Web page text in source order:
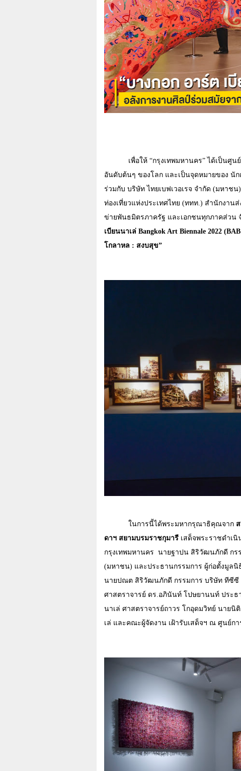
เพื่อให้ “กรุงเทพมหานคร” ได้เป็นศู
อันดับต้นๆ ของโลก และเป็นจุดหมายของ นั
ร่วมกับ บริษัท ไทยเบฟเวอเรจ จำกัด (มหาช
ท่องเที่ยวแห่งประเทศไทย (ททท.) สำนักงานส่
ข่ายพันธมิตรภาครัฐ และเอกชนทุกภาคส่วน
เบียนนาเล่ Bangkok Art Biennale 2022 (BAB
โกลาหล : สงบสุข”
ในการนี้ได้พระมหากรุณาธิคุณจาก
ดาฯ สยามบรมราชกุมารี เสด็จพระราชดำเนิ
กรุงเทพมหานคร นายฐาปน สิริวัฒนภักดี กรร
(มหาชน) และประธานกรรมการ ผู้ก่อตั้งมูลนิ
นายปณต สิริวัฒนภักดี กรรมการ บริษัท ทีซีซี
ศาสตราจารย์ ดร.อภินันท์ โปษยานนท์ ประธ
นาเล่ ศาสตราจารย์ถาวร โกอุดมวิทย์ นายนิติ
เล่ และคณะผู้จัดงาน เฝ้ารับเสด็จฯ ณ ศูนย์ก